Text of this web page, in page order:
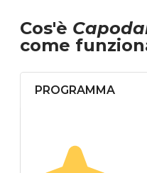
Cos'è
come
PROGRAMMA